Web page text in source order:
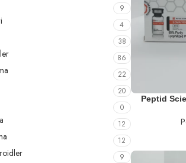
9
4
38
86
22
20
0
12
12
9
SEPETE EKLE
Peptid